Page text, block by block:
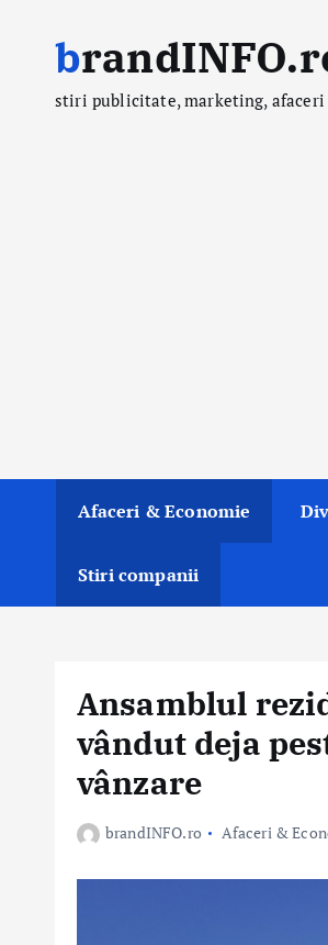
stiri publicitate, marketing, afaceri
Afaceri & Economie
Stiri companii
Ansamblul
vândut deja
vânzare
brandINFO.ro Afaceri &